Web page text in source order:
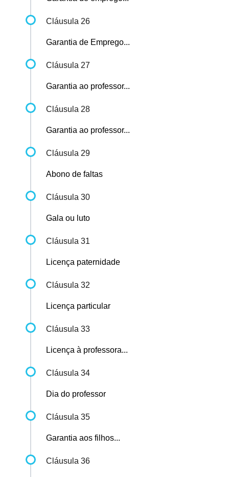
Cláusula 26
Garantia de Emprego...
Cláusula 27
Garantia ao professor...
Cláusula 28
Garantia ao professor...
Cláusula 29
Abono de faltas
Cláusula 30
Gala ou luto
Cláusula 31
Licença paternidade
Cláusula 32
Licença particular
Cláusula 33
Licença à professora...
Cláusula 34
Dia do professor
Cláusula 35
Garantia aos filhos...
Cláusula 36